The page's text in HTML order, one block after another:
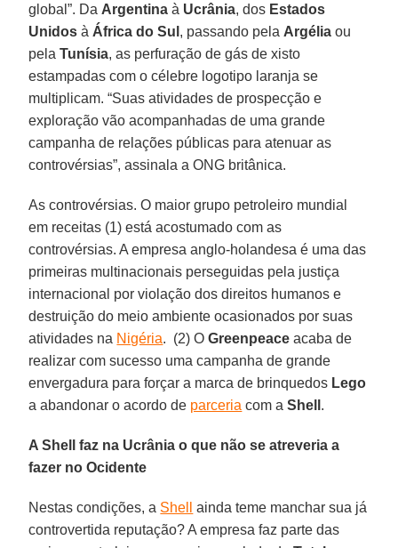
global”. Da Argentina à Ucrânia, dos Estados
Unidos à África do Sul , passando pela Argélia ou
pelaTunísia, as perfuração de gás de xisto
estampadas com o célebre logotipo laranja se
multiplicam. “Suas atividades de prospecção e
exploração vão acompanhadas de uma grande
campanha de relações públicas para atenuar as
controvérsias”, assinala a ONG britânica.
As controvérsias. O maior grupo petroleiro mundial
em receitas (1) está acostumado com as
controvérsias. A empresa anglo-holandesa é uma das
primeiras multinacionais perseguidas pela justiça
internacional por violação dos direitos humanos e
destruição do meio ambiente ocasionados por suas
atividades na Nigéria. (2) OGreenpeace acaba de
realizar com sucesso uma campanha de grande
envergadura para forçar a marca de brinquedos Lego
a abandonar o acordo de parceria com aShell .
A Shell faz na Ucrânia o que não se atreveria a
fazer no Ocidente
Nestas condições, a Shell
ainda teme manchar sua já
controvertida reputação? A empresa faz parte das